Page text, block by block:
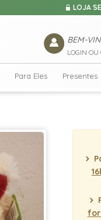
LOJA
BEM-
LOGIN OU
Para Eles Presentes